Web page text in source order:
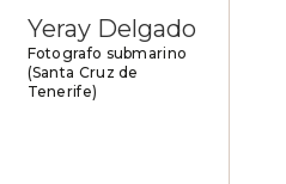
Yeray Delgado
Fotografo submarino
(Santa Cruz de
Tenerife)